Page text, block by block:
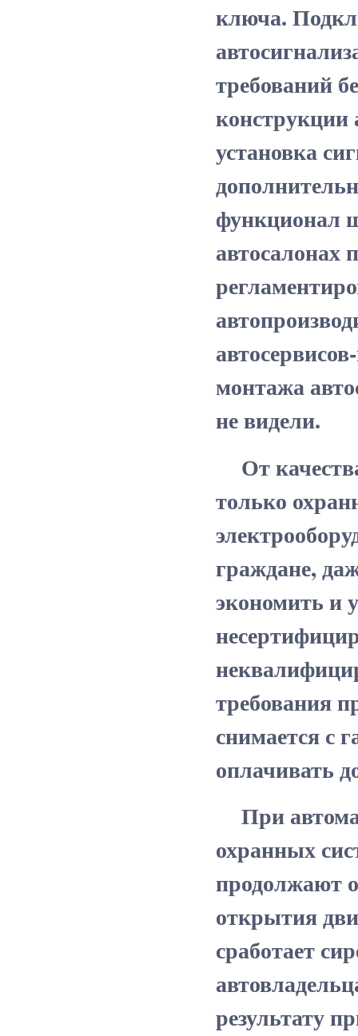
ключа.
требований
конструкции
установка
функционал
автосалонах
монтажа
не видели.
От
только
граждане,
экономить и
требования
снимается с
оплачивать
При
охранных
продолжают
открытия
сработает
результату